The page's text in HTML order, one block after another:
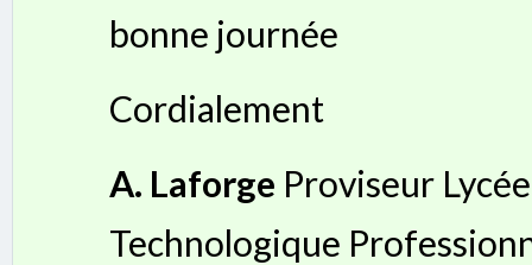
bonne journée
Cordialement
A. Laforge Proviseur
Technologique